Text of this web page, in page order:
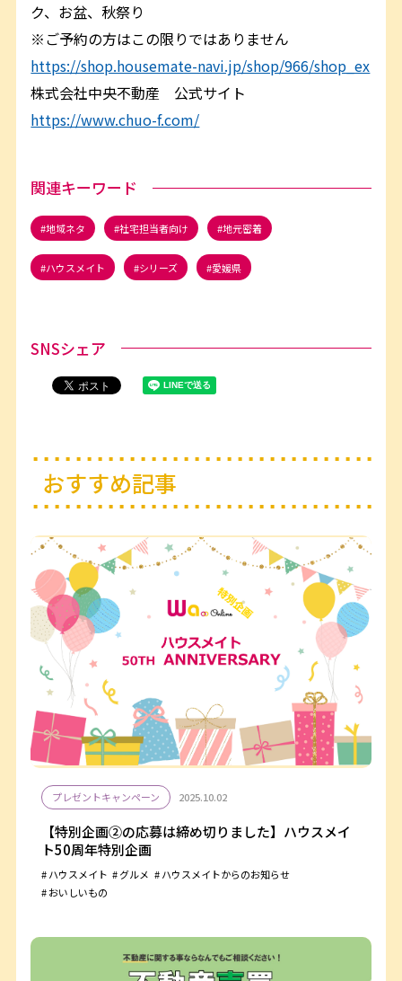
ク、お盆、秋祭り
※ご予約の方はこの限りではありません
https://shop.housemate-navi.jp/shop/966/shop_ex
株式会社中央不動産 公式サイト
https://www.chuo-f.com/
関連キーワード
地域ネタ 社宅担当者向け 地元密着
ハウスメイト シリーズ 愛媛県
SNSシェア
おすすめ記事
プレゼントキャンペーン 2025.10.02
【特別企画②の応募は締め切りました】ハウスメイ
ト50周年特別企画
ハウスメイト グルメ
ハウスメイトからのお知らせ
おいしいもの